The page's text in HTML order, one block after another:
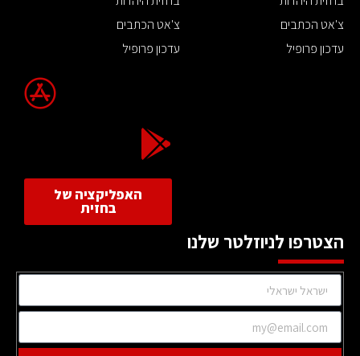
צ'אט הכתבים
עדכון פרופיל
צ'אט הכתבים
עדכון פרופיל
האפליקציה של
בחזית
הצטרפו לניוזלטר שלנו